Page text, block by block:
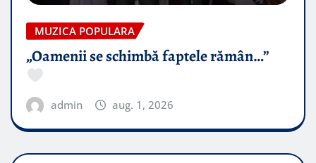
MUZICA POPULARA
„Oamenii se schimbă faptele rămân…”
admin aug. 1, 2026